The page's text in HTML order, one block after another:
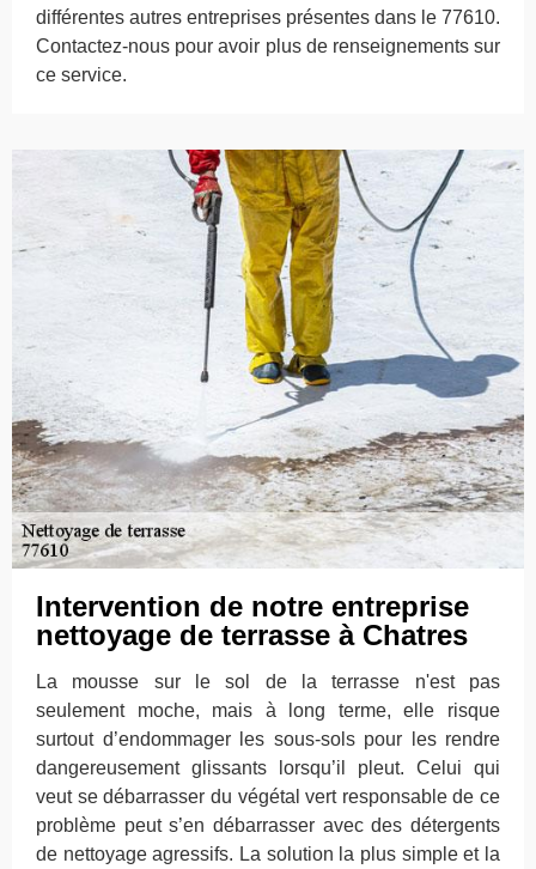
différentes autres entreprises présentes dans le 77610.
Contactez-nous pour avoir plus de renseignements sur
ce service.
Intervention de notre entreprise
nettoyage de terrasse à Chatres
La mousse sur le sol de la terrasse n'est pas
seulement moche, mais à long terme, elle risque
surtout d’endommager les sous-sols pour les rendre
dangereusement glissants lorsqu’il pleut. Celui qui
veut se débarrasser du végétal vert responsable de ce
problème peut s’en débarrasser avec des détergents
de nettoyage agressifs. La solution la plus simple et la